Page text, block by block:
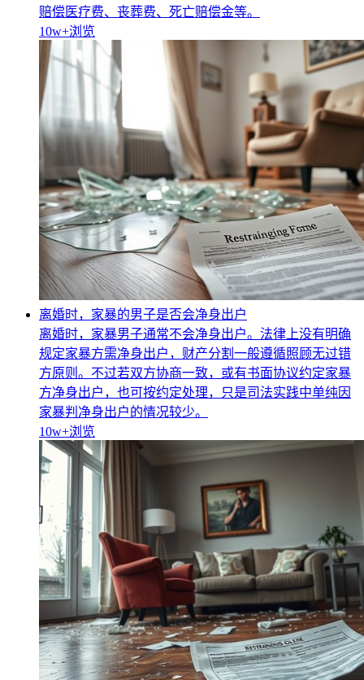
赔偿医疗费、丧葬费、死亡赔偿金等。
10w+浏览
离婚时，家暴的男子是否会净身出户
离婚时，家暴男子通常不会净身出户。法律上没有明确
规定家暴方需净身出户，财产分割一般遵循照顾无过错
方原则。不过若双方协商一致，或有书面协议约定家暴
方净身出户，也可按约定处理，只是司法实践中单纯因
家暴判净身出户的情况较少。
10w+浏览